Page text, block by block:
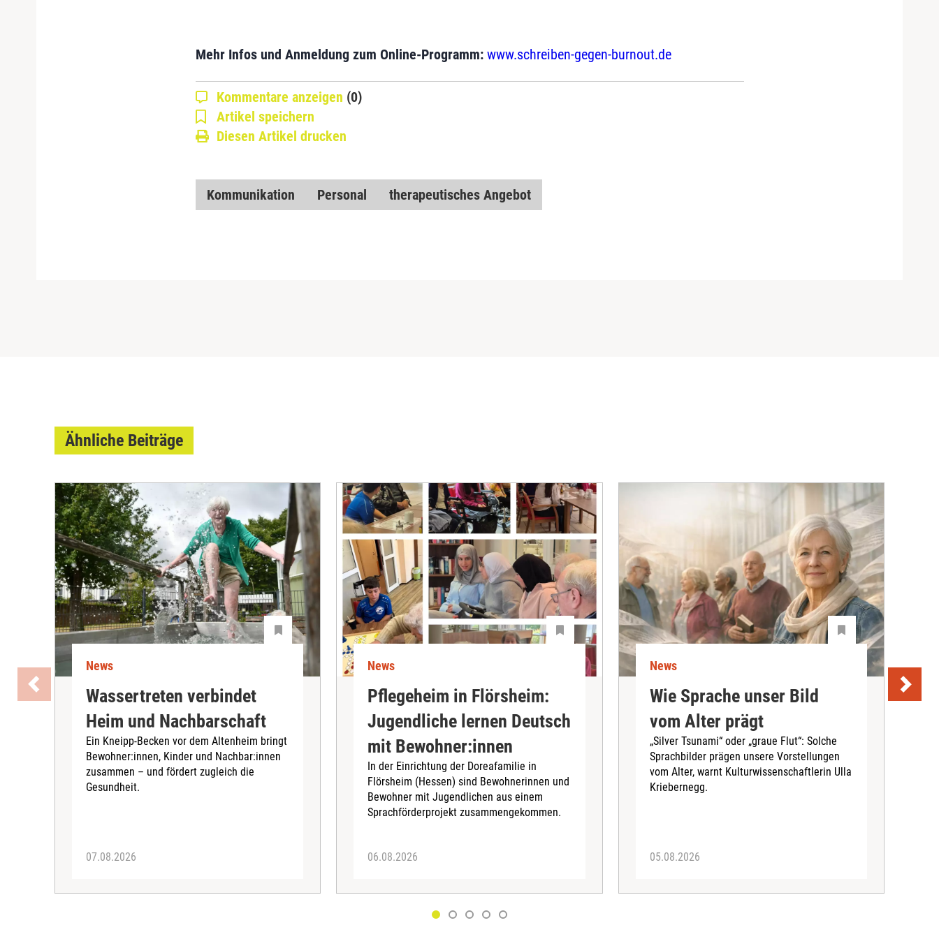
Mehr Infos und Anmeldung zum Online-Programm: www.schreiben-gegen-burnout.de
Kommentare anzeigen (0)
Artikel speichern
Diesen Artikel drucken
Kommunikation Personal therapeutisches Angebot
Ähnliche Beiträge
News
Wassertreten verbindet
Heim und Nachbarschaft
Ein Kneipp-Becken vor dem Altenheim bringt
Bewohner:innen, Kinder und Nachbar:innen
zusammen – und fördert zugleich die
Gesundheit.
07.08.2026
News
Pflegeheim in Flörsheim:
Jugendliche lernen Deutsch
mit Bewohner:innen
In der Einrichtung der Doreafamilie in
Flörsheim (Hessen) sind Bewohnerinnen und
Bewohner mit Jugendlichen aus einem
Sprachförderprojekt zusammengekommen.
06.08.2026
News
Wie Sprache unser Bild
vom Alter prägt
„Silver Tsunami“ oder „graue Flut“: Solche
Sprachbilder prägen unsere Vorstellungen
vom Alter, warnt Kulturwissenschaftlerin Ulla
Kriebernegg.
05.08.2026